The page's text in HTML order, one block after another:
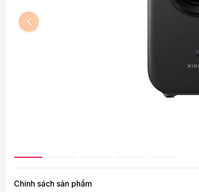
Chinh sách sản phẩm